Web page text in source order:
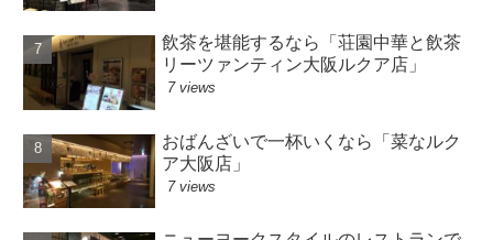
飲茶を堪能するなら「荘園中華と飲茶
リーツァンティン大阪ルクア店」
7 views
おばんざいで一杯いくなら「菜なルク
ア大阪店」
7 views